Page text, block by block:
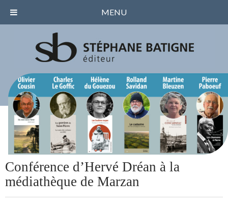
Conférence d’Hervé Dréan à la
médiathèque de Marzan
MENU